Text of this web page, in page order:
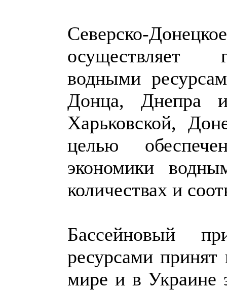
Северско-
осуществляет
водными
Донца, Днепра
Харьковской,
целью
экономики
количествах и
Бассейновый
ресурсами
мире и в Украине